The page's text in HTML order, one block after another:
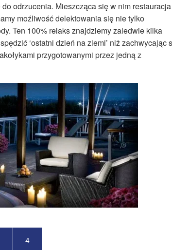
odrzucenia. Mieszcząca się w nim restauracja
moźliwość delektowania się nie tylko
Ten 100% relaks znajdziemy zaledwie kilka
‘ostatni dzień na ziemi’ niż zachwycając
przygotowanymi przez jedną z
4